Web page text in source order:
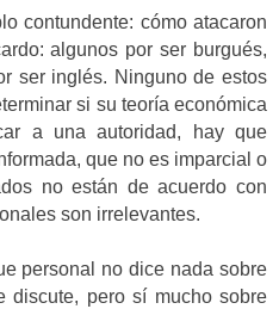
contundente: cómo atacaron
algunos por ser burgués,
ser inglés. Ninguno de estos
si su teoría económica
a una autoridad, hay que
que no es imparcial o
no están de acuerdo con
son irrelevantes.
personal no dice nada sobre
discute, pero sí mucho sobre